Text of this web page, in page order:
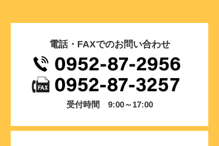
電話・FAXでのお問い合わせ
受付時間 9:00～17:00